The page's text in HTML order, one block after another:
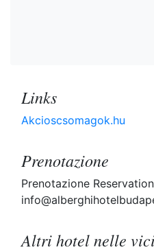
Links
Akcioscsomagok.hu
Prenotazione
Prenotazione
Altri hotel nelle